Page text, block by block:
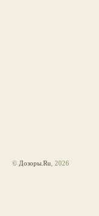
© Дозоры.Ru , 2026